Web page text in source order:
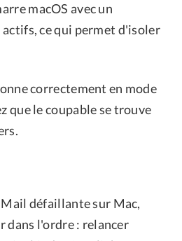
macOS avec un
ce qui permet d'isoler
correctement en mode
que le coupable se trouve
Mail défaillante sur Mac,
dans l'ordre : relancer